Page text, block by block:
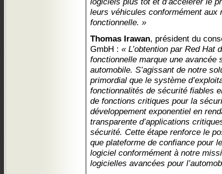
leurs véhicules conformément aux
fonctionnelle. »
Thomas Irawan, président du
GmbH : « L’obtention par Red Hat
fonctionnelle marque une
automobile. S’agissant de notre
primordial que le système
fonctionnalités de sécurité fiables
de fonctions critiques pour la
développement exponentiel en
transparente d’applications
sécurité. Cette étape renforce le
que plateforme de confiance pour
logiciel conformément à notre
logicielles avancées pour